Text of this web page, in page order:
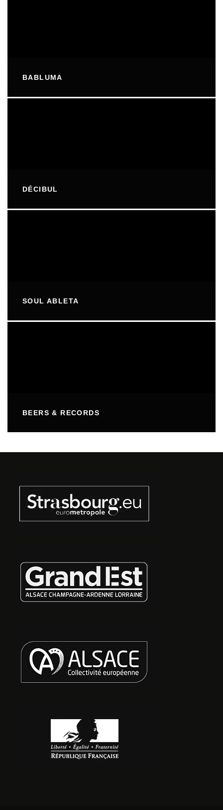
BABLUMA
DÉCIBUL
SOUL ABLETA
BEERS & RECORDS